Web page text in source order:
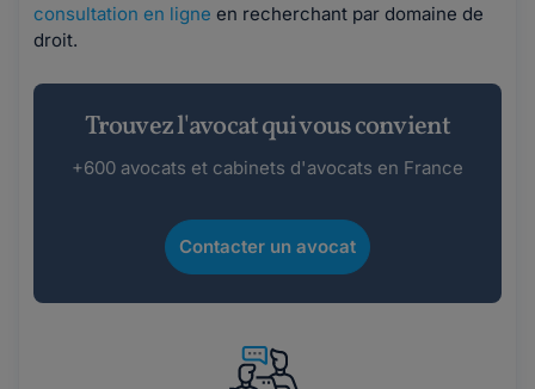
consultation en ligne en recherchant par domaine de
droit.
Trouvez l'avocat qui vous convient
+600 avocats et cabinets d'avocats en France
Contacter un avocat